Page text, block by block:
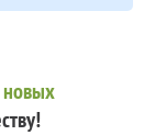
новых